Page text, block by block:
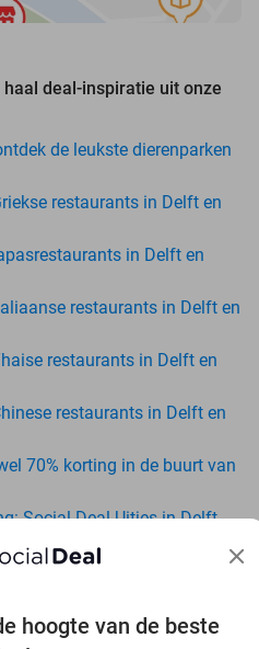
hoogte van de beste
deal-inspiratie uit onze
de leukste dierenparken
restaurants in Delft en
in Delft en
restaurants in Delft en
restaurants in Delft en
restaurants in Delft en
70% korting in de buurt van
Social Deal Uitjes in Delft
met Social Deal in de buurt